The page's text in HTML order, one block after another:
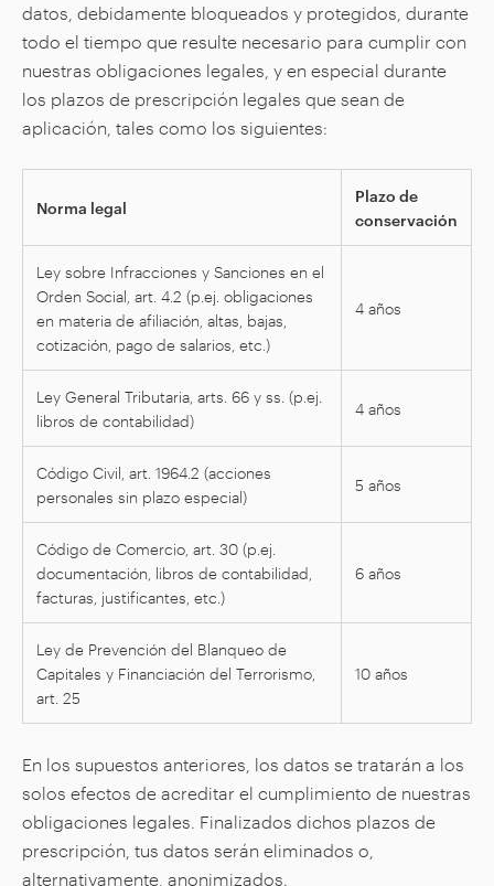
datos, debidamente bloqueados y protegidos, durante
todo el tiempo que resulte necesario para cumplir con
nuestras obligaciones legales, y en especial durante
los plazos de prescripción legales que sean de
aplicación, tales como los siguientes:
Norma legal
Plazo de
conservación
Ley sobre Infracciones y Sanciones en el
Orden Social, art. 4.2 (p.ej. obligaciones
en materia de afiliación, altas, bajas,
cotización, pago de salarios, etc.)
4 años
Ley General Tributaria, arts. 66 y ss. (p.ej.
libros de contabilidad)
4 años
Código Civil, art. 1964.2 (acciones
personales sin plazo especial)
5 años
Código de Comercio, art. 30 (p.ej.
documentación, libros de contabilidad,
facturas, justificantes, etc.)
6 años
Ley de Prevención del Blanqueo de
Capitales y Financiación del Terrorismo,
art. 25
10 años
En los supuestos anteriores, los datos se tratarán a los
solos efectos de acreditar el cumplimiento de nuestras
obligaciones legales. Finalizados dichos plazos de
prescripción, tus datos serán eliminados o,
alternativamente, anonimizados.